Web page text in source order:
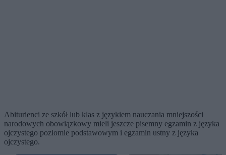
Abiturienci ze szkół lub klas z językiem nauczania mniejszości
narodowych obowiązkowy mieli jeszcze pisemny egzamin z języka
ojczystego poziomie podstawowym i egzamin ustny z języka
ojczystego.